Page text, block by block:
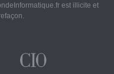
est illicite et